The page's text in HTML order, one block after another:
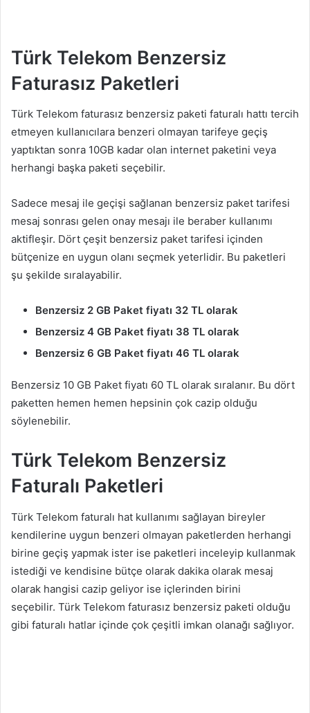
Türk Telekom Benzersiz
Faturasız Paketleri
Türk Telekom faturasız benzersiz paketi faturalı hattı tercih
etmeyen kullanıcılara benzeri olmayan tarifeye geçiş
yaptıktan sonra 10GB kadar olan internet paketini veya
herhangi başka paketi seçebilir.
Sadece mesaj ile geçişi sağlanan benzersiz paket tarifesi
mesaj sonrası gelen onay mesajı ile beraber kullanımı
aktifleşir. Dört çeşit benzersiz paket tarifesi içinden
bütçenize en uygun olanı seçmek yeterlidir. Bu paketleri
şu şekilde sıralayabilir.
Benzersiz 2 GB Paket fiyatı 32 TL olarak
Benzersiz 4 GB Paket fiyatı 38 TL olarak
Benzersiz 6 GB Paket fiyatı 46 TL olarak
Benzersiz 10 GB Paket fiyatı 60 TL olarak sıralanır. Bu dört
paketten hemen hemen hepsinin çok cazip olduğu
söylenebilir.
Türk Telekom Benzersiz
Faturalı Paketleri
Türk Telekom faturalı hat kullanımı sağlayan bireyler
kendilerine uygun benzeri olmayan paketlerden herhangi
birine geçiş yapmak ister ise paketleri inceleyip kullanmak
istediği ve kendisine bütçe olarak dakika olarak mesaj
olarak hangisi cazip geliyor ise içlerinden birini
seçebilir. Türk Telekom faturasız benzersiz paketi olduğu
gibi faturalı hatlar içinde çok çeşitli imkan olanağı sağlıyor.